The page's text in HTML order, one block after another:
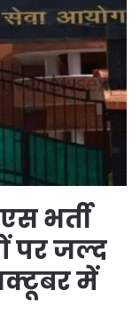
भर्ती
पर जल्द
में